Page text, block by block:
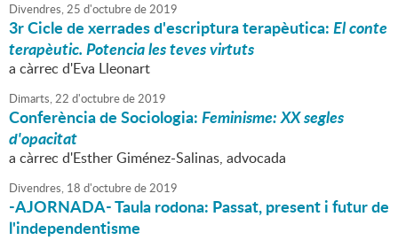
Divendres,25 d'octubrede2019
3r Cicle de xerrades d'escriptura terapèutica:El conte
terapèutic. Potencia les teves virtuts
a càrrec d'Eva Lleonart
Dimarts,22 d'octubrede2019
Conferència de Sociologia:Feminisme: XX segles
d'opacitat
a càrrec d'Esther Giménez-Salinas, advocada
Divendres, 18 d'octubrede2019
-AJORNADA- Taula rodona: Passat, present i futur de
l'independentisme